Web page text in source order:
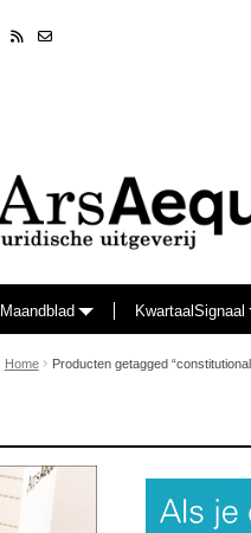
LinkedinRSS feed
Maandblad KwartaalSignaal
Home Producten getagged